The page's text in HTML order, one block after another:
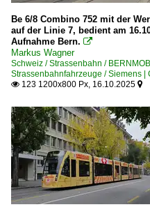
Be 6/8 Combino 752 mit der
auf der Linie 7, bedient am
Aufnahme Bern. 
Markus Wagner
Schweiz / Strassenbahn /
Strassenbahnfahrzeuge / Siemens |
 123 1200x800 Px, 16.10.2025 